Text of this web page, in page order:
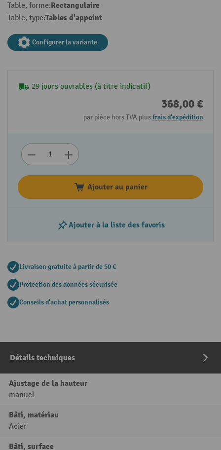
Table, forme:Rectangulaire
Table, type:Tables d'appoint
Configurer la variante
29 jours ouvrables (à titre indicatif)
368,00 €
par pièce hors TVA plusfrais d'expédition
Ajouter au panier
Ajouter à la liste des favoris
Livraison gratuite à partir de 50 €
Protection des données sécurisée
Conseils d'achat personnalisés
Détails techniques
Ajustage de la hauteur
manuel
Bâti, matériau
Acier
Bâti, surface